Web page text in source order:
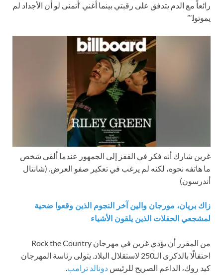
رائعاً مع الدم يتدفق على رقبتي بينما أغني ‘أتمنى لو أن الأجداد لم
يموتوا.’”
غرين شارك أنه فكر في القفز إلى الجمهور عندما ألقى شخص
ما هاتفه نحوه، لكنه لم يرغب في تعكير صفو العرض. (شانتال
أندرسون)
زاك بريان، مورجان والين آخر النجوم الذين وقعوا ضحية
لمشجعي الحفلات الذين يلقون الأشياء
من المقرر أن يؤدي غرين في مهرجان Rock the Country
احتفالًا بالذكرى الـ250 لاستقلال البلاد. يتولى رئاسة المهرجان
كيد روك، الداعم الصريح للرئيس دونالد ترامب.